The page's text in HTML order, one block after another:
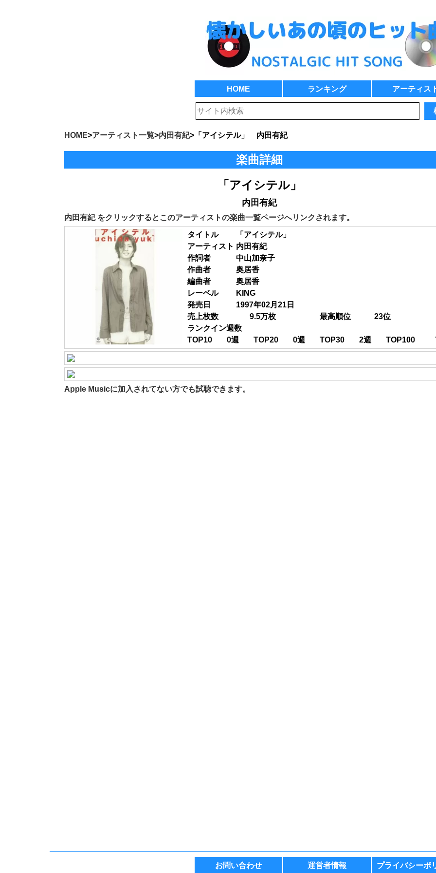
HOME ランキング アーティス
HOME>アーティスト一覧>内田有紀> 「アイシテル」 内田有紀
楽曲詳細
「アイシテル」
内田有紀
内田有紀をクリックするとこのアーティストの楽曲一覧ページへリンクされます。
タイトル
「アイシテル」
アーティスト 内田有紀
作詞者
中山加奈子
作曲者
奥居香
編曲者
奥居香
レーベル
KING
発売日
1997年02月21日
売上枚数
9.5万枚 最高順位 23位
ランクイン週数
TOP10
0週 TOP20 0週 TOP30 2週 TOP100
Apple Musicに加入されてない方でも試聴できます。
お問い合わせ 運営者情報 プライバシーポ